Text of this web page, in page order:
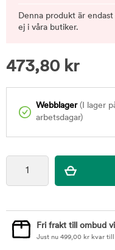
Denna produkt är
ej i våra butiker.
473,80 kr
Webblager(I lager
arbetsdagar)
Fri frakt till ombud
Just nu 499,00 kr kvar